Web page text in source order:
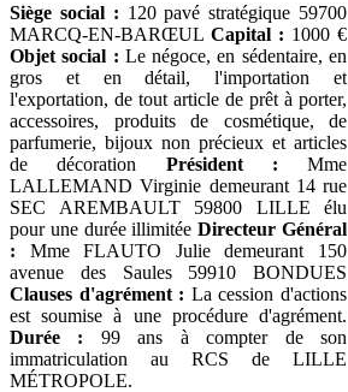
Siège social : 120 pavé stratégique 59700
MARCQ-EN-BARŒUL Capital : 1000 €
Objet social : Le négoce, en sédentaire, en
gros et en détail, l'importation et
l'exportation, de tout article de prêt à porter,
accessoires, produits de cosmétique, de
parfumerie, bijoux non précieux et articles
de décoration Président : Mme
LALLEMAND Virginie demeurant 14 rue
SEC AREMBAULT 59800 LILLE élu
pour une durée illimitéeDirecteur Général
: Mme FLAUTO Julie demeurant 150
avenue des Saules 59910 BONDUES
Clauses d'agrément : La cession d'actions
est soumise à une procédure d'agrément.
Durée : 99 ans à compter de son
immatriculation au RCS de LILLE
MÉTROPOLE.